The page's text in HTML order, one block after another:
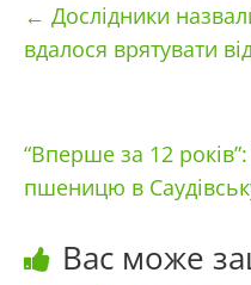
← Дослідники
вдалося врятувати
“Вперше за 12
пшеницю в
Вас може